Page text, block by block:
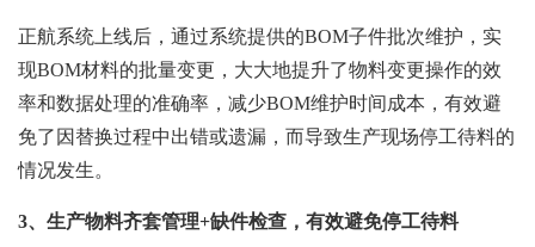
正航系统上线后，通过系统提供的BOM子件批次维护，实
现BOM材料的批量变更，大大地提升了物料变更操作的效
率和数据处理的准确率，减少BOM维护时间成本，有效避
免了因替换过程中出错或遗漏，而导致生产现场停工待料的
情况发生。
3、 生产物料齐套管理+缺件检查，有效避免停工待料